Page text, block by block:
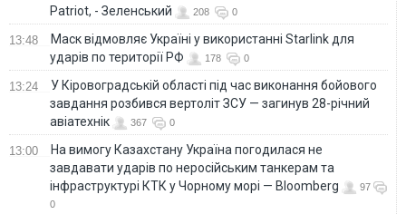
Patriot, - Зеленський 208 0
13:48
Маск відмовляє Україні у використанні Starlink для
ударів по території РФ
178 0
13:24
У Кіровоградській області під час виконання бойового
завдання розбився вертоліт ЗСУ — загинув 28-річний
авіатехнік
367 0
13:00
На вимогу Казахстану Україна погодилася не
завдавати ударів по неросійським танкерам та
інфраструктурі КТК у Чорному морі — Bloomberg
97
0